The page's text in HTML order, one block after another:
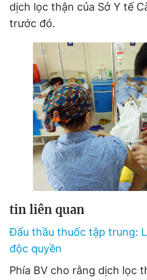
Hotline
0906 645 777
Đặt báo Quảng cáo RSS
Tổng biên tập: Nguyễn Ngọc Toàn
Phó tổng biên tập thường trực: Hải
Phó tổng biên tập: Lâm Hiếu Dũng
Phó tổng biên tập: Trần Việt Hưng
Tổng thư ký tòa soạn: Đức Trung
Giấy phép xuất bản số 110/GP -
© 2003-2026 Bản quyền thuộc về
chép dưới mọi hình thức nếu
bản. Phát triển bởi ePi
dịch lọc thận của Sở Y tế
trước đó.
tin liên quan
Đấu thầu thuốc tập trung:
độc quyền
Phía BV cho rằng dịch lọc